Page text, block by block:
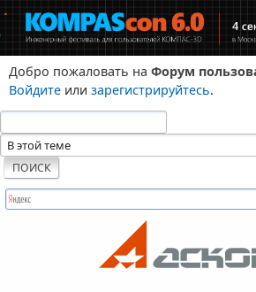
Добро пожаловать на Форум
Войдите или зарегистрируйтесь.